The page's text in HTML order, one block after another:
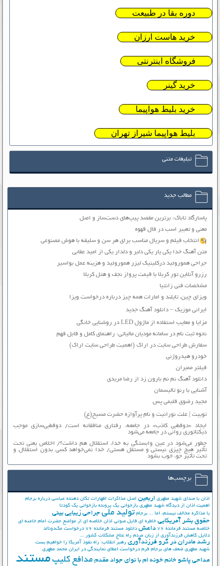
دوره بقا در طبیعت
خرید هاست ارزان
فروشگاه اینترنتی
خرید گینر
خرید بلیط هواپیما
بلیط هواپیما شیراز تهران
تبلیغات متنی
مطالب جدید
پاسارگاد تاباک: برترین مقصد پیپ‌های دست‌ساز و اصل
معنی و تعبیر اسب در فال قهوه
انتخاب فیلم و سریال مناسب برای هر سن و سلیقه با هوش مصنوعی
متن آهنگ خدا یکی یار یکی دلبر و دلدار یکی از امید عقابی
جراحی هموروئید درکلینیک لیزر هموروئید و هزینه عمل بواسیر
رزرو آنلاین تور کربلا با قیمت پرواز نجف و هتل کربلا
مشخصات فنی زانتیا
ویزای چین، تایلند و امارات همه چیز درباره درخواست ویزا
ایرانی موزیک – دانلود آهنگ جدید
مزایا و معایب استفاده از ماژول LED در روشنایی خانگی
نحوه ثبت نام در سامانه مودیان مالیاتی: راهنمای کامل و قابل فهم
سفارش طراحی سایت در اراک (اهمیت طراحی سایت اراک)
خودرو هیدروژنی
فیلتر ممبران
دانلود آهنگ نم نم بارون زد از رضا مریدی
آشنایی با رنو تالیسمان
مجید رضوی قلبمی پس
توییت | علت نورانیت و نام پرآوازه حضرت مسیح(ع)
ایجاد «دوقطبی کاذب» در جامعه، رفتاری منافقانه است/ دوقطبی‌سازی موجب
دیکتاتوری روانی در جامعه می‌شود
چطور می‌شود در عین وابستگی به خدا، استقلال هم داشت؟/ اخلاص یعنی تحت
تأثیر هیچ چیزی نیستی و مستقل هستی/ خدا نمی‌خواهد کسی بدون استقلال و
تحت تأثیر جوّ، خوب بشود
برچسب‌ها
اذان با صدای شهید مطهری اربعین اصل مذاکرات اظهارات تکان دهنده عباسی درباره برجام
اهمیت اذان از دیدگاه شهید مطهری بازخوانی یک پرونده بازخوانی یک کودتا
با مذاکره مخالف نیستم، اما ... برجام تولید ملی جراحی زیبایی بینی
حقوق بشر آمریکایی خاطره ای فایل صوتی اذان خلاصه ای از مواضع حضرت امام خامنه ای
خلاصه مستند فرمانده 76
داعش دانلود مستند فرمانده 76
درخواست مک‌دونالد
دلایل کاهش فرزندآوری از زبان مردم راه علاج مشکلات کشور ...
رشد مادران در گرو فرزندآوری رهبر انقلاب: راه نفوذ آمریکا را خواهیم بست
شهید مطهری ضعف های برجام فرم درخواست اعطای نمایندگی در ایران محمد مطهری
مداحی پاشو خانم خونه ام با نوای جواد مقدم مدافع کلیپ مستند